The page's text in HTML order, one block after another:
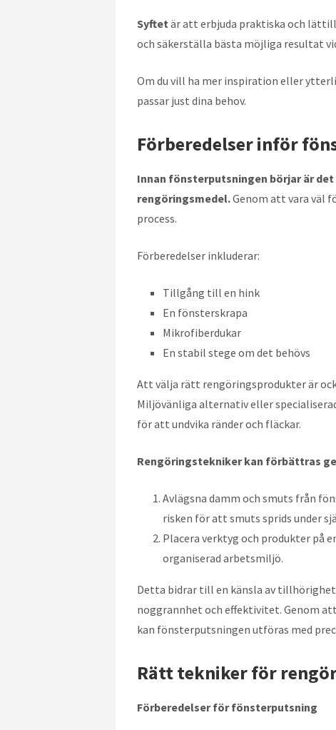
Syftet är att erbjuda praktiska och
och säkerställa bästa möjliga resultat
Om du vill ha mer inspiration eller
passar just dina behov.
Förberedelser inför
Innan fönsterputsningen börjar är
rengöringsmedel.Genom att vara väl
process.
Förberedelser inkluderar:
Tillgång till en hink
En fönsterskrapa
Mikrofiberdukar
En stabil stege om det behövs
Att välja rätt rengöringsprodukter är
Miljövänliga alternativ eller
för att undvika ränder och fläckar.
Rengöringstekniker kan förbättras
Avlägsna damm och smuts från
risken för att smuts sprids under
Placera verktyg och produkter på
organiserad arbetsmiljö.
Detta bidrar till en känsla av
noggrannhet och effektivitet. Genom
kan fönsterputsningen utföras med
Rätt tekniker för
Förberedelser för fönsterputsning